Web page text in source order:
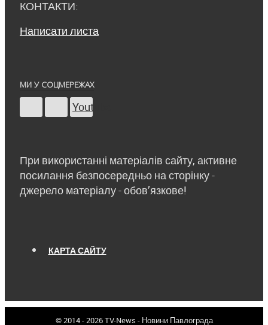
КОНТАКТИ:
Написати листа
МИ У СОЦМЕРЕЖАХ
Youtube
При використанні матеріалів сайту, активне
посилання безпосередньо на сторінку -
джерело матеріалу - обов’язкове!
КАРТА САЙТУ
© 2014 - 2026 TV-News - Новини Павлограда